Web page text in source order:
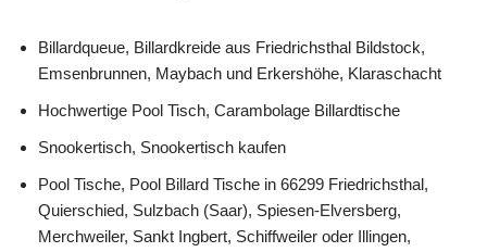
Billardqueue, Billardkreide aus Friedrichsthal Bildstock,
Emsenbrunnen, Maybach und Erkershöhe, Klaraschacht
Hochwertige Pool Tisch, Carambolage Billardtische
Snookertisch, Snookertisch kaufen
Pool Tische, Pool Billard Tische in 66299 Friedrichsthal,
Quierschied, Sulzbach (Saar), Spiesen-Elversberg,
Merchweiler, Sankt Ingbert, Schiffweiler oder Illingen,